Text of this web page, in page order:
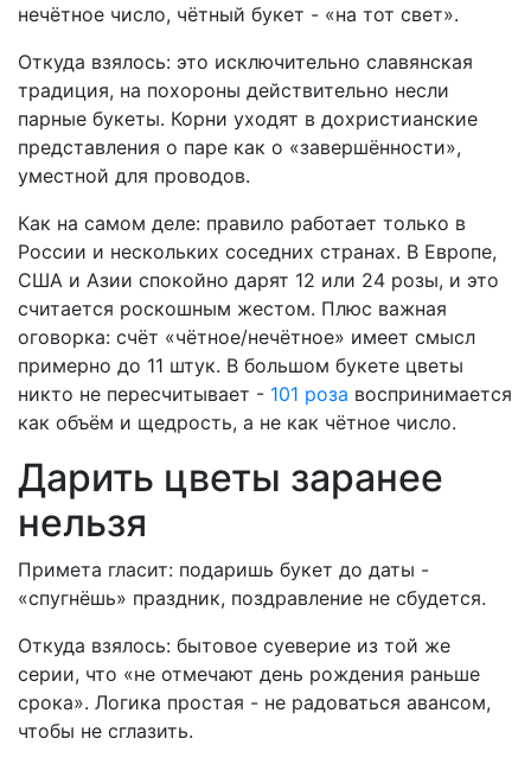
нечётное число, чётный букет - «на тот свет».
Откуда взялось: это исключительно славянская
традиция, на похороны действительно несли
парные букеты. Корни уходят в дохристианские
представления о паре как о «завершённости»,
уместной для проводов.
Как на самом деле: правило работает только в
России и нескольких соседних странах. В Европе,
США и Азии спокойно дарят 12 или 24 розы, и это
считается роскошным жестом. Плюс важная
оговорка: счёт «чётное/нечётное» имеет смысл
примерно до 11 штук. В большом букете цветы
никто не пересчитывает - 101 роза воспринимается
как объём и щедрость, а не как чётное число.
Дарить цветы заранее
нельзя
Примета гласит: подаришь букет до даты -
«спугнёшь» праздник, поздравление не сбудется.
Откуда взялось: бытовое суеверие из той же
серии, что «не отмечают день рождения раньше
срока». Логика простая - не радоваться авансом,
чтобы не сглазить.